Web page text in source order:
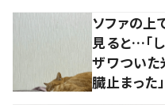
ソファの上
見ると…「
ザワついた
臓止まった